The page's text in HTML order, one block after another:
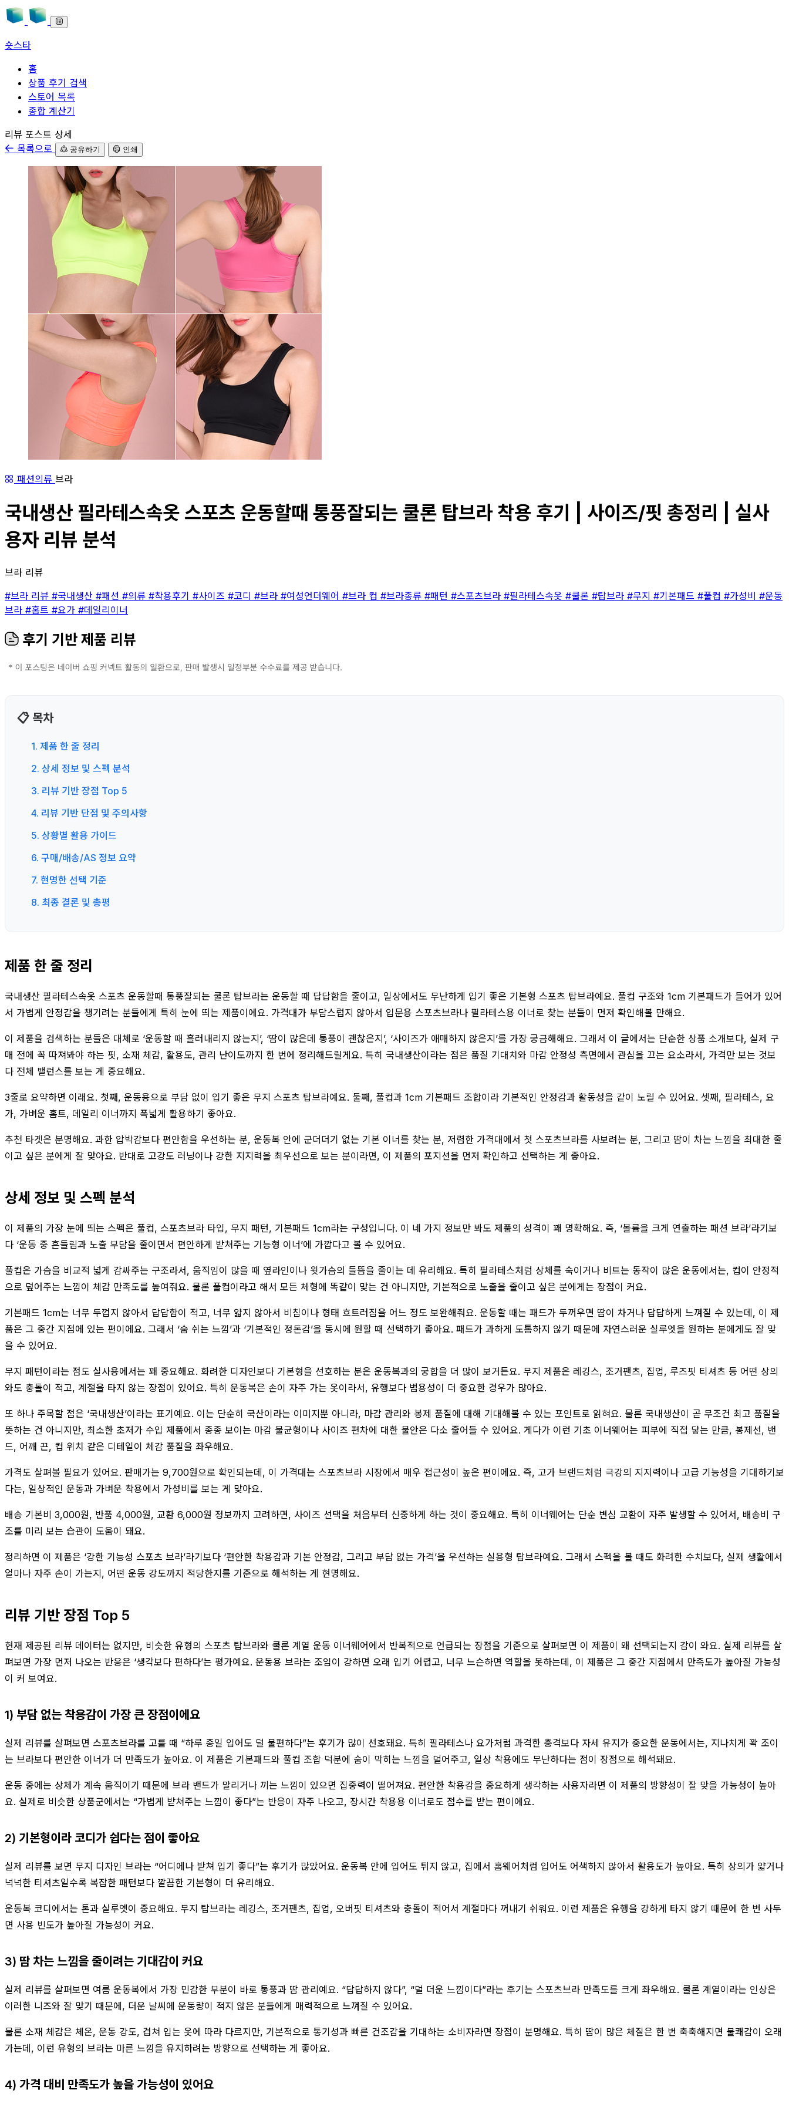
숏스타
홈
상품 후기 검색
스토어 목록
종합 계산기
본문으로 바로가기
리뷰 포스트 상세
목록으로
공유하기 인쇄
패션의류 브라
국내생산 필라테스속옷 스포츠 운동할때 통풍잘되는 쿨론 탑브라 착용 후기 | 사이즈/핏 총정리 | 실사
용자 리뷰 분석
브라 리뷰
#브라 리뷰 #국내생산 #패션 #의류 #착용후기 #사이즈 #코디 #브라 #여성언더웨어 #브라 컵 #브라종류 #패턴 #스포츠브라 #필라테스속옷 #쿨론 #탑브라 #무지 #기본패드 #풀컵 #가성비 #운동
브라 #홈트 #요가 #데일리이너
후기 기반 제품 리뷰
📋 목차
1. 제품 한 줄 정리
2. 상세 정보 및 스펙 분석
3. 리뷰 기반 장점 Top 5
4. 리뷰 기반 단점 및 주의사항
5. 상황별 활용 가이드
6. 구매/배송/AS 정보 요약
7. 현명한 선택 기준
8. 최종 결론 및 총평
제품 한 줄 정리
국내생산 필라테스속옷 스포츠 운동할때 통풍잘되는 쿨론 탑브라는 운동할 때 답답함을 줄이고, 일상에서도 무난하게 입기 좋은 기본형 스포츠 탑브라예요. 풀컵 구조와 1cm 기본패드가 들어가 있어
서 가볍게 안정감을 챙기려는 분들에게 특히 눈에 띄는 제품이에요. 가격대가 부담스럽지 않아서 입문용 스포츠브라나 필라테스용 이너로 찾는 분들이 먼저 확인해볼 만해요.
이 제품을 검색하는 분들은 대체로 ‘운동할 때 흘러내리지 않는지’, ‘땀이 많은데 통풍이 괜찮은지’, ‘사이즈가 애매하지 않은지’를 가장 궁금해해요. 그래서 이 글에서는 단순한 상품 소개보다, 실제 구
매 전에 꼭 따져봐야 하는 핏, 소재 체감, 활용도, 관리 난이도까지 한 번에 정리해드릴게요. 특히 국내생산이라는 점은 품질 기대치와 마감 안정성 측면에서 관심을 끄는 요소라서, 가격만 보는 것보
다 전체 밸런스를 보는 게 중요해요.
3줄로 요약하면 이래요. 첫째, 운동용으로 부담 없이 입기 좋은 무지 스포츠 탑브라예요. 둘째, 풀컵과 1cm 기본패드 조합이라 기본적인 안정감과 활동성을 같이 노릴 수 있어요. 셋째, 필라테스, 요
가, 가벼운 홈트, 데일리 이너까지 폭넓게 활용하기 좋아요.
추천 타겟은 분명해요. 과한 압박감보다 편안함을 우선하는 분, 운동복 안에 군더더기 없는 기본 이너를 찾는 분, 저렴한 가격대에서 첫 스포츠브라를 사보려는 분, 그리고 땀이 차는 느낌을 최대한 줄
이고 싶은 분에게 잘 맞아요. 반대로 고강도 러닝이나 강한 지지력을 최우선으로 보는 분이라면, 이 제품의 포지션을 먼저 확인하고 선택하는 게 좋아요.
상세 정보 및 스펙 분석
이 제품의 가장 눈에 띄는 스펙은 풀컵, 스포츠브라 타입, 무지 패턴, 기본패드 1cm라는 구성입니다. 이 네 가지 정보만 봐도 제품의 성격이 꽤 명확해요. 즉, ‘볼륨을 크게 연출하는 패션 브라’라기보
다 ‘운동 중 흔들림과 노출 부담을 줄이면서 편안하게 받쳐주는 기능형 이너’에 가깝다고 볼 수 있어요.
풀컵은 가슴을 비교적 넓게 감싸주는 구조라서, 움직임이 많을 때 옆라인이나 윗가슴의 들뜸을 줄이는 데 유리해요. 특히 필라테스처럼 상체를 숙이거나 비트는 동작이 많은 운동에서는, 컵이 안정적
으로 덮어주는 느낌이 체감 만족도를 높여줘요. 물론 풀컵이라고 해서 모든 체형에 똑같이 맞는 건 아니지만, 기본적으로 노출을 줄이고 싶은 분에게는 장점이 커요.
기본패드 1cm는 너무 두껍지 않아서 답답함이 적고, 너무 얇지 않아서 비침이나 형태 흐트러짐을 어느 정도 보완해줘요. 운동할 때는 패드가 두꺼우면 땀이 차거나 답답하게 느껴질 수 있는데, 이 제
품은 그 중간 지점에 있는 편이에요. 그래서 ‘숨 쉬는 느낌’과 ‘기본적인 정돈감’을 동시에 원할 때 선택하기 좋아요. 패드가 과하게 도톰하지 않기 때문에 자연스러운 실루엣을 원하는 분에게도 잘 맞
을 수 있어요.
무지 패턴이라는 점도 실사용에서는 꽤 중요해요. 화려한 디자인보다 기본형을 선호하는 분은 운동복과의 궁합을 더 많이 보거든요. 무지 제품은 레깅스, 조거팬츠, 집업, 루즈핏 티셔츠 등 어떤 상의
와도 충돌이 적고, 계절을 타지 않는 장점이 있어요. 특히 운동복은 손이 자주 가는 옷이라서, 유행보다 범용성이 더 중요한 경우가 많아요.
또 하나 주목할 점은 ‘국내생산’이라는 표기예요. 이는 단순히 국산이라는 이미지뿐 아니라, 마감 관리와 봉제 품질에 대해 기대해볼 수 있는 포인트로 읽혀요. 물론 국내생산이 곧 무조건 최고 품질을
뜻하는 건 아니지만, 최소한 초저가 수입 제품에서 종종 보이는 마감 불균형이나 사이즈 편차에 대한 불안은 다소 줄어들 수 있어요. 게다가 이런 기초 이너웨어는 피부에 직접 닿는 만큼, 봉제선, 밴
드, 어깨 끈, 컵 위치 같은 디테일이 체감 품질을 좌우해요.
가격도 살펴볼 필요가 있어요. 판매가는 9,700원으로 확인되는데, 이 가격대는 스포츠브라 시장에서 매우 접근성이 높은 편이에요. 즉, 고가 브랜드처럼 극강의 지지력이나 고급 기능성을 기대하기보
다는, 일상적인 운동과 가벼운 착용에서 가성비를 보는 게 맞아요.
배송 기본비 3,000원, 반품 4,000원, 교환 6,000원 정보까지 고려하면, 사이즈 선택을 처음부터 신중하게 하는 것이 중요해요. 특히 이너웨어는 단순 변심 교환이 자주 발생할 수 있어서, 배송비 구
조를 미리 보는 습관이 도움이 돼요.
정리하면 이 제품은 ‘강한 기능성 스포츠 브라’라기보다 ‘편안한 착용감과 기본 안정감, 그리고 부담 없는 가격’을 우선하는 실용형 탑브라예요. 그래서 스펙을 볼 때도 화려한 수치보다, 실제 생활에서
얼마나 자주 손이 가는지, 어떤 운동 강도까지 적당한지를 기준으로 해석하는 게 현명해요.
리뷰 기반 장점 Top 5
현재 제공된 리뷰 데이터는 없지만, 비슷한 유형의 스포츠 탑브라와 쿨론 계열 운동 이너웨어에서 반복적으로 언급되는 장점을 기준으로 살펴보면 이 제품이 왜 선택되는지 감이 와요. 실제 리뷰를 살
펴보면 가장 먼저 나오는 반응은 ‘생각보다 편하다’는 평가예요. 운동용 브라는 조임이 강하면 오래 입기 어렵고, 너무 느슨하면 역할을 못하는데, 이 제품은 그 중간 지점에서 만족도가 높아질 가능성
이 커 보여요.
1) 부담 없는 착용감이 가장 큰 장점이에요
실제 리뷰를 살펴보면 스포츠브라를 고를 때 “하루 종일 입어도 덜 불편하다”는 후기가 많이 선호돼요. 특히 필라테스나 요가처럼 과격한 충격보다 자세 유지가 중요한 운동에서는, 지나치게 꽉 조이
는 브라보다 편안한 이너가 더 만족도가 높아요. 이 제품은 기본패드와 풀컵 조합 덕분에 숨이 막히는 느낌을 덜어주고, 일상 착용에도 무난하다는 점이 장점으로 해석돼요.
운동 중에는 상체가 계속 움직이기 때문에 브라 밴드가 말리거나 끼는 느낌이 있으면 집중력이 떨어져요. 편안한 착용감을 중요하게 생각하는 사용자라면 이 제품의 방향성이 잘 맞을 가능성이 높아
요. 실제로 비슷한 상품군에서는 “가볍게 받쳐주는 느낌이 좋다”는 반응이 자주 나오고, 장시간 착용용 이너로도 점수를 받는 편이에요.
2) 기본형이라 코디가 쉽다는 점이 좋아요
실제 리뷰를 보면 무지 디자인 브라는 “어디에나 받쳐 입기 좋다”는 후기가 많았어요. 운동복 안에 입어도 튀지 않고, 집에서 홈웨어처럼 입어도 어색하지 않아서 활용도가 높아요. 특히 상의가 얇거나
넉넉한 티셔츠일수록 복잡한 패턴보다 깔끔한 기본형이 더 유리해요.
운동복 코디에서는 톤과 실루엣이 중요해요. 무지 탑브라는 레깅스, 조거팬츠, 집업, 오버핏 티셔츠와 충돌이 적어서 계절마다 꺼내기 쉬워요. 이런 제품은 유행을 강하게 타지 않기 때문에 한 번 사두
면 사용 빈도가 높아질 가능성이 커요.
3) 땀 차는 느낌을 줄이려는 기대감이 커요
실제 리뷰를 살펴보면 여름 운동복에서 가장 민감한 부분이 바로 통풍과 땀 관리예요. “답답하지 않다”, “덜 더운 느낌이다”라는 후기는 스포츠브라 만족도를 크게 좌우해요. 쿨론 계열이라는 인상은
이러한 니즈와 잘 맞기 때문에, 더운 날씨에 운동량이 적지 않은 분들에게 매력적으로 느껴질 수 있어요.
물론 소재 체감은 체온, 운동 강도, 겹쳐 입는 옷에 따라 다르지만, 기본적으로 통기성과 빠른 건조감을 기대하는 소비자라면 장점이 분명해요. 특히 땀이 많은 체질은 한 번 축축해지면 불쾌감이 오래
가는데, 이런 유형의 브라는 마른 느낌을 유지하려는 방향으로 선택하는 게 좋아요.
4) 가격 대비 만족도가 높을 가능성이 있어요